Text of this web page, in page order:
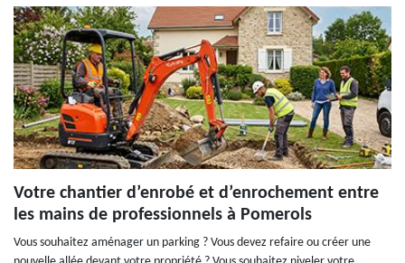
Votre chantier d’enrobé et d’enrochement entre
les mains de professionnels à Pomerols
Vous souhaitez aménager un parking ? Vous devez refaire ou créer une